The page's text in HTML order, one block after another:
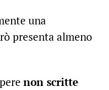
una
presenta almeno
non scritte